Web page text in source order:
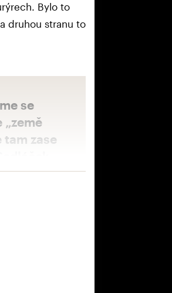
Bylo to
druhou stranu to
se
„země
tam zase